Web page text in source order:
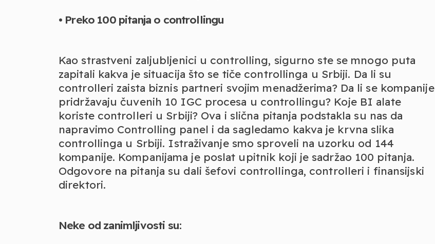
• Preko 100 pitanja o controllingu
Kao strastveni zaljubljenici u controlling, sigurno ste se mnogo puta
zapitali kakva je situacija što se tiče controllinga u Srbiji. Da li su
controlleri zaista biznis partneri svojim menadžerima? Da li se kompanije
pridržavaju čuvenih 10 IGC procesa u controllingu? Koje BI alate
koriste controlleri u Srbiji? Ova i slična pitanja podstakla su nas da
napravimo Controlling panel i da sagledamo kakva je krvna slika
controllinga u Srbiji. Istraživanje smo sproveli na uzorku od 144
kompanije. Kompanijama je poslat upitnik koji je sadržao 100 pitanja.
Odgovore na pitanja su dali šefovi controllinga, controlleri i finansijski
direktori.
Neke od zanimljivosti su: